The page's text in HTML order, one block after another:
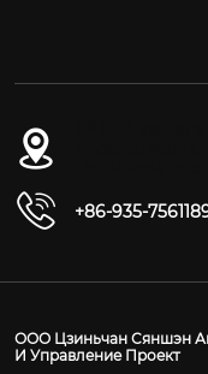
+86-935-
ООО Цзиньчан Сяншэн
И Управление Проект